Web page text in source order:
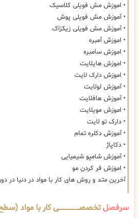
• اموزش مش فویلی کلاسیک
• آموزش مش فویلی پوش
• آموزش مش فویلی زیکزاک
• اموزش آمبره
• اموزش سامبره
• اموزش هایلایت
• اموزش دارک لایت
• آموزش لولایت
• آموزش هافلایت
• اموزش مویلایت
• دارک تو لایت
• آموزش دکلره تمام
• دکاپاژ
• آموزش شامپو شیمیایی
• اموزش فر کردن مو
آخرین متد و روش های کار با مواد در دنیا در
سرفصلتخصصــــــــــــــــــــی کار با مواد